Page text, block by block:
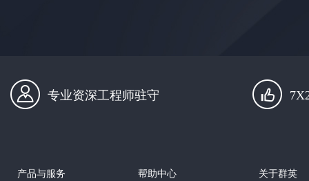
专业资深工程师驻守
产品与服务 帮助中心 关于群英